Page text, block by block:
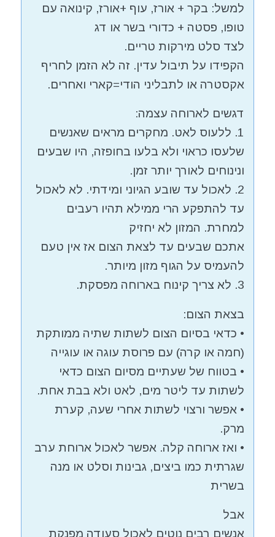
למשל: בקר + אורז, עוף +אורז, קינואה עם
טופו, פסטה + כדורי בשר או דג
לצד סלט מירקות טריים.
הקפידו על תיבול עדין. זה לא הזמן לחריף
אקסטרה או לתבליני הודי=קארי ואחרים.
דגשים לארוחה עצמה:
1. ללעוס לאט. מחקרים מראים שאנשים
שלעסו כראוי ולא בלעו בחופזה, היו שבעים
ונינוחים לאורך יותר זמן.
2. לאכול עד שובע הגיוני ומידתי. לא לאכול
עד להתפקע הרי ממילא תהיו רעבים
למחרת. המזון לא יחזיק
אתכם שבעים עד לצאת הצום אז אין טעם
להעמיס על הגוף מזון מיותר.
3. לא צריך קינוח בארוחה מפסקת.
בצאת הצום:
• כדאי בסיום הצום לשתות שתיה ממותקת
(חמה או קרה) עם פרוסת עוגה או עוגייה
• בטווח של שעתיים מסיום הצום כדאי
לשתות עד ליטר מים, לאט ולא בבת אחת.
• אפשר ורצוי לשתות אחרי שעה, קערת
מרק.
• ואז ארוחה קלה. אפשר לאכול ארוחת ערב
שגרתית כמו ביצים, גבינות וסלט או מנה
בשרית
אבל
אנשים רבים נוטים לאכול סעודה מפנקת